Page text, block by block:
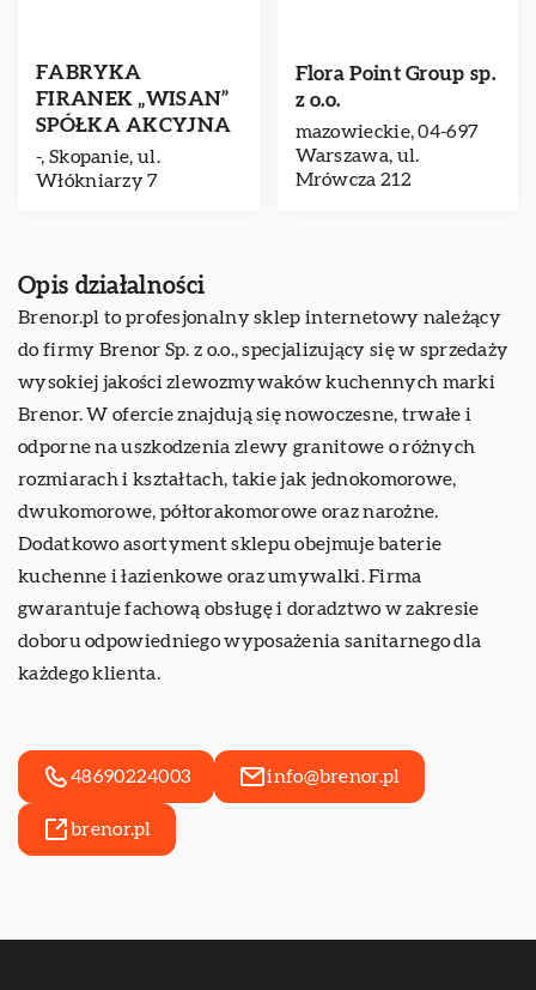
FABRYKA
FIRANEK „WISAN”
SPÓŁKA AKCYJNA
-, Skopanie, ul.
Włókniarzy 7
Flora Point Group sp.
z o.o.
mazowieckie, 04-697
Warszawa, ul.
Mrówcza 212
Opis działalności
Brenor.pl to profesjonalny sklep internetowy należący
do firmy Brenor Sp. z o.o., specjalizujący się w sprzedaży
wysokiej jakości zlewozmywaków kuchennych marki
Brenor. W ofercie znajdują się nowoczesne, trwałe i
odporne na uszkodzenia zlewy granitowe o różnych
rozmiarach i kształtach, takie jak jednokomorowe,
dwukomorowe, półtorakomorowe oraz narożne.
Dodatkowo asortyment sklepu obejmuje baterie
kuchenne i łazienkowe oraz umywalki. Firma
gwarantuje fachową obsługę i doradztwo w zakresie
doboru odpowiedniego wyposażenia sanitarnego dla
każdego klienta.
48690224003 info@brenor.pl
brenor.pl